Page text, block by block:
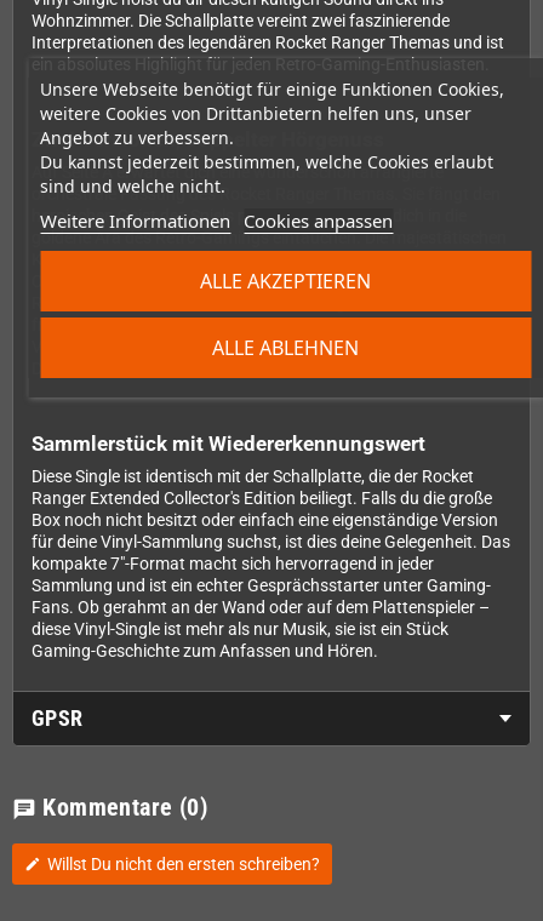
Unsere Webseite benötigt für einige Funktionen Cookies,
weitere Cookies von Drittanbietern helfen uns, unser
Angebot zu verbessern.
Du kannst jederzeit bestimmen, welche Cookies erlaubt
sind und welche nicht.
Weitere Informationen Cookies anpassen
ALLE ABLEHNEN
ALLE AKZEPTIEREN
Wohnzimmer. Die Schallplatte vereint zwei faszinierende
Interpretationen des legendären Rocket Ranger Themas und ist
ein absolutes Highlight für jeden Retro-Gaming-Enthusiasten.
Zwei Versionen, doppelter Hörgenuss
Auf Seite A erwartet dich eine wunderschön arrangierte
orchestrale Fassung des Rocket Ranger Themas. Sie fängt den
heroischen Geist des Spiels perfekt ein und lässt dich in die
goldene Ära des Retro-Gamings eintauchen. Die majestätischen
Original eine zeitlose Eleganz. Seite B bietet einen modernen
Vinyl-Single nostalgische Erinnerungen mit modernem Sound-
Sammlerstück mit Wiedererkennungswert
Diese Single ist identisch mit der Schallplatte, die der Rocket
Ranger Extended Collector's Edition beiliegt. Falls du die große
Box noch nicht besitzt oder einfach eine eigenständige Version
für deine Vinyl-Sammlung suchst, ist dies deine Gelegenheit. Das
kompakte 7"-Format macht sich hervorragend in jeder
Sammlung und ist ein echter Gesprächsstarter unter Gaming-
Fans. Ob gerahmt an der Wand oder auf dem Plattenspieler –
diese Vinyl-Single ist mehr als nur Musik, sie ist ein Stück
Gaming-Geschichte zum Anfassen und Hören.
GPSR
chat Kommentare (0)
edit Willst Du nicht den ersten schreiben?